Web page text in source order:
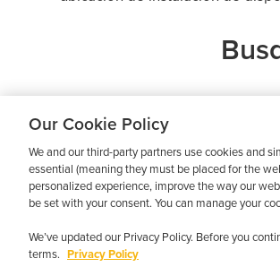
Our Cookie Policy
We and our third-party partners use cookies and
essential (meaning they must be placed for the
personalized experience, improve the way our
be set with your consent. You can manage your
We’ve updated our Privacy Policy. Before you
terms. Privacy Policy